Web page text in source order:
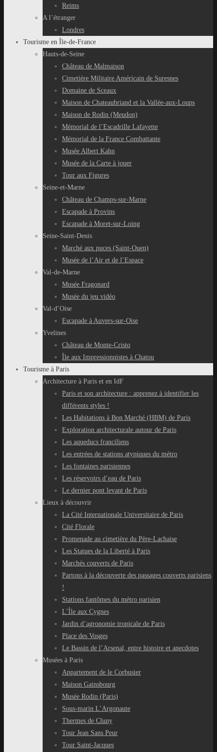
Reims
A l’étranger
Londres
Tourisme en Île-de-France
Hauts-de-Seine
Château de Malmaison
Cimetière Militaire Américain de Suresnes
Domaine de Sceaux
Maison de Chateaubriand et la Vallée-aux-Loups
Maison de Rodin (Meudon)
Mémorial de l’Escadrille Lafayette
Mémorial de la France Combattante
Musée Albert Kahn
Musée de la Carte à jouer
Tour aux Figures
Seine-et-Marne
Château de Champs-sur-Marne
Escapade à Provins
Escapade à Moret-sur-Loing
Seine-Saint-Denis
Marché aux puces (Saint-Ouen)
Musée de l’Air et de l’Espace
Val-de-Marne
Musée Fragonard
Musée du jeu vidéo
Val-d’Oise
Escapade à Auvers-sur-Oise
Yvelines
Château de Monte-Cristo
Île aux Impressionnistes à Chatou
Tourisme à Paris
Architecture à Paris et en IdF
Paris et son architecture : apprenez à identifier les
différents styles !
Les Habitations à Bon Marché (HBM) de Paris
Exploration architecturale autour de Paris
Les aqueducs franciliens
Les entrées de stations atypiques du métro
Les fontaines parisiennes
Les réservoirs d’eau de Paris
Le dernier pont levant de Paris
Lieux à découvrir
La Cité Internationale Universitaire de Paris
Cité Florale
Promenade au cimetière du Père-Lachaise
Les Statues de la Liberté à Paris
Marchés couverts de Paris
Partons à la découverte des passages couverts parisiens
!
Stations fantômes du métro parisien
L’Île aux Cygnes
Jardin d’agronomie tropicale de Paris
Place des Vosges
Le Bassin de l’Arsenal, entre histoire et anecdotes
Musées à Paris
Appartement de le Corbusier
Maison Gainsbourg
Musée Rodin (Paris)
Sous-marin L’Argonaute
Thermes de Cluny
Tour Jean Sans Peur
Tour Saint-Jacques